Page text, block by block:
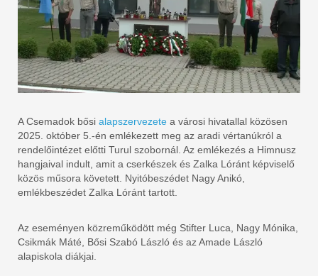
A Csemadok bősi alapszervezete a városi hivatallal közösen
2025. október 5.-én emlékezett meg az aradi vértanúkról a
rendelőintézet előtti Turul szobornál. Az emlékezés a Himnusz
hangjaival indult, amit a cserkészek és Zalka Lóránt képviselő
közös műsora követett. Nyitóbeszédet Nagy Anikó,
emlékbeszédet Zalka Lóránt tartott.
Az eseményen közreműködött még Stifter Luca, Nagy Mónika,
Csikmák Máté, Bősi Szabó László és az Amade László
alapiskola diákjai.